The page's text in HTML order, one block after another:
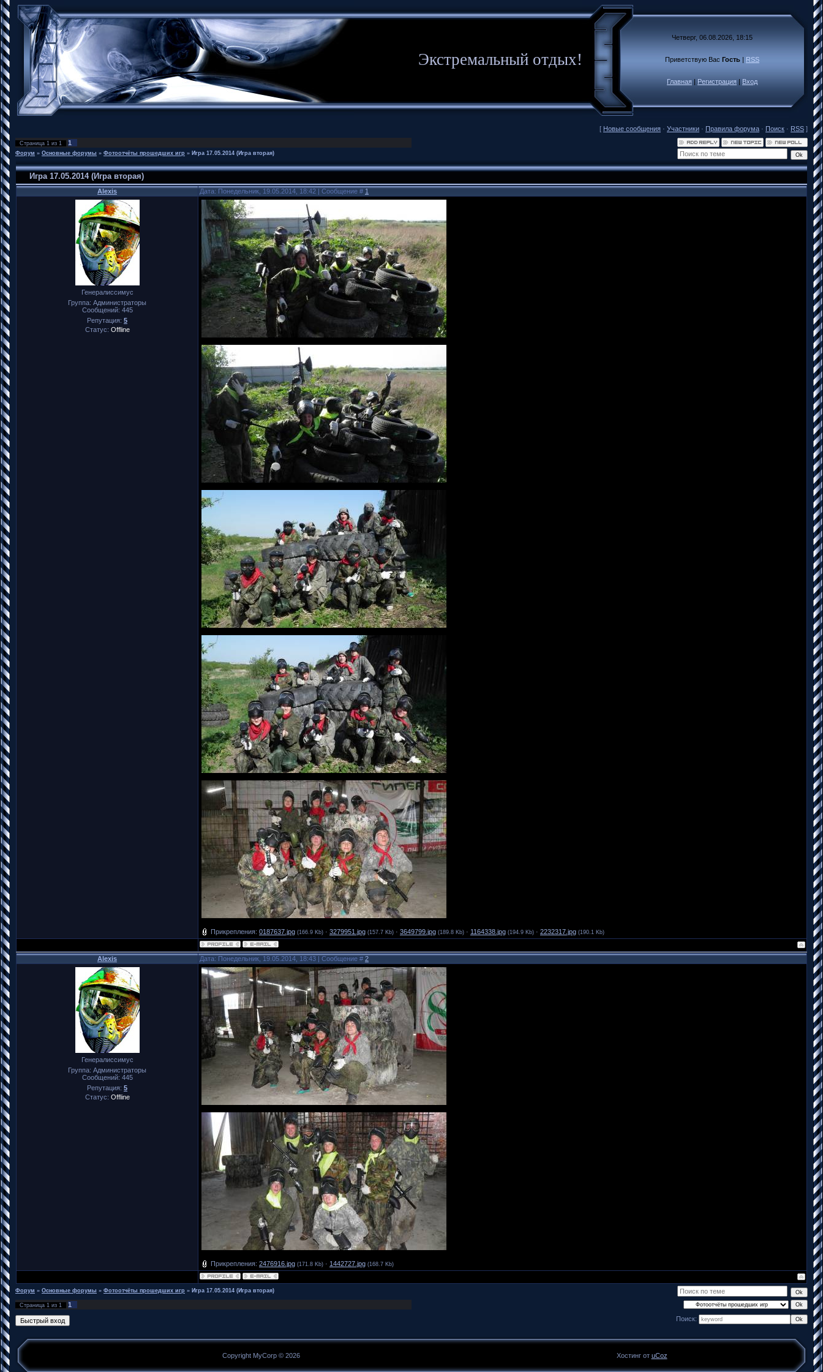
Экстремальный отдых!
Четверг, 06.08.2026, 18:15
Приветствую Вас Гость | RSS
Главная | Регистрация | Вход
[ Новые сообщения · Участники · Правила форума · Поиск · RSS ]
Страница 1 из 1 1
Форум » Основные форумы » Фотоотчёты прошедших игр » Игра 17.05.2014 (Игра вторая)
Игра 17.05.2014 (Игра вторая)
Alexis Дата: Понедельник, 19.05.2014, 18:42 | Сообщение # 1
Генералиссимус
Группа: Администраторы
Сообщений: 445
Репутация: 5
Статус: Offline
Прикрепления: 0187637.jpg (166.9 Kb) · 3279951.jpg (157.7 Kb) · 3649799.jpg (189.8 Kb) · 1164338.jpg (194.9 Kb) · 2232317.jpg (190.1 Kb)
Alexis Дата: Понедельник, 19.05.2014, 18:43 | Сообщение # 2
Генералиссимус
Группа: Администраторы
Сообщений: 445
Репутация: 5
Статус: Offline
Прикрепления: 2476916.jpg (171.8 Kb) · 1442727.jpg (168.7 Kb)
Форум » Основные форумы » Фотоотчёты прошедших игр » Игра 17.05.2014 (Игра вторая)
Страница 1 из 1
1
Поиск:
Copyright MyCorp © 2026 Хостинг от uCoz